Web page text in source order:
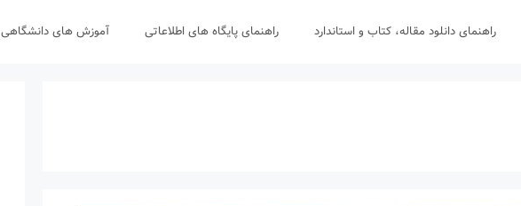
راهنمای دانلود مقاله، کتاب و استاندارد راهنمای پایگاه های اطلاعاتی آموزش های دانشگاهی